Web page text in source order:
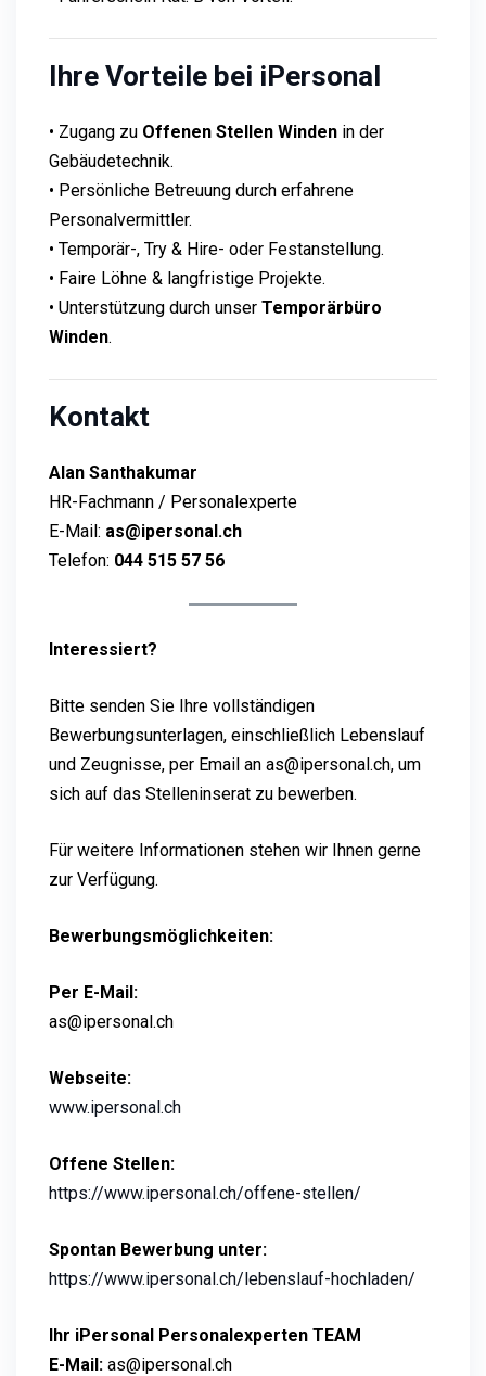
Ihre Vorteile bei iPersonal
• Zugang zu Offenen Stellen Winden in der
Gebäudetechnik.
• Persönliche Betreuung durch erfahrene
Personalvermittler.
• Temporär-, Try & Hire- oder Festanstellung.
• Faire Löhne & langfristige Projekte.
• Unterstützung durch unser Temporärbüro
Winden.
Kontakt
Alan Santhakumar
HR-Fachmann / Personalexperte
E-Mail: as@ipersonal.ch
Telefon: 044 515 57 56
Interessiert?
Bitte senden Sie Ihre vollständigen
Bewerbungsunterlagen, einschließlich Lebenslauf
und Zeugnisse, per Email an as@ipersonal.ch, um
sich auf das Stelleninserat zu bewerben.
Für weitere Informationen stehen wir Ihnen gerne
zur Verfügung.
Bewerbungsmöglichkeiten:
Per E-Mail:
as@ipersonal.ch
Webseite:
www.ipersonal.ch
Offene Stellen:
https://www.ipersonal.ch/offene-stellen/
Spontan Bewerbung unter:
https://www.ipersonal.ch/lebenslauf-hochladen/
Ihr iPersonal Personalexperten TEAM
E-Mail: as@ipersonal.ch